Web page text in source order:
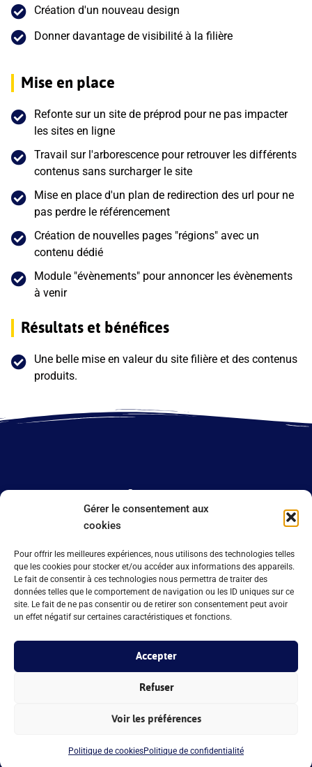
Gérer le consentement aux
cookies
Pour offrir les meilleures expériences, nous utilisons des technologies telles
que les cookies pour stocker et/ou accéder aux informations des appareils.
Le fait de consentir à ces technologies nous permettra de traiter des
données telles que le comportement de navigation ou les ID uniques sur ce
site. Le fait de ne pas consentir ou de retirer son consentement peut avoir
un effet négatif sur certaines caractéristiques et fonctions.
Accepter
Refuser
Voir les préférences
Politique de cookiesPolitique de confidentialité
Création d'un nouveau design
Donner davantage de visibilité à la filière
Mise en place
Refonte sur un site de préprod pour ne pas impacter
les sites en ligne
Travail sur l'arborescence pour retrouver les différents
contenus sans surcharger le site
Mise en place d'un plan de redirection des url pour ne
pas perdre le référencement
Création de nouvelles pages "régions" avec un
contenu dédié
Module "évènements" pour annoncer les évènements
à venir
Résultats et bénéfices
Une belle mise en valeur du site filière et des contenus
produits.